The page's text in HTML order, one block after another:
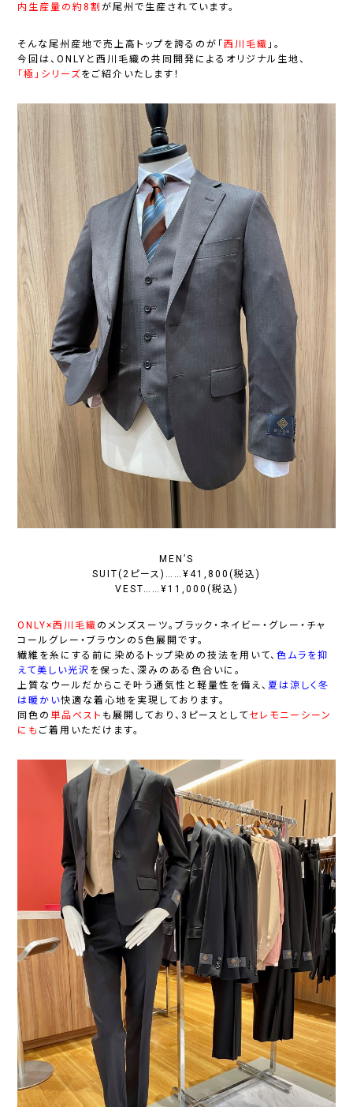
内生産量の約8割が尾州で生産されています。
そんな尾州産地で売上高トップを誇るのが「西川毛織 」。
今回は、ONLYと西川毛織の共同開発によるオリジナル生地、
「極」シリーズをご紹介いたします！
MEN’S
SUIT(2ピース)……¥41,800(税込)
VEST……¥11,000(税込)
ONLY×西川毛織 のメンズスーツ。ブラック・ネイビー・グレー・チャ
コールグレー・ブラウンの5色展開です。
繊維を糸にする前に染めるトップ染めの技法を用いて、色ムラを抑
えて美しい光沢 を保った、深みのある色合いに。
上質なウールだからこそ叶う通気性と軽量性を備え、夏は涼しく冬
は暖かい快適な着心地を実現しております。
同色の 単品ベスト も展開しており、3ピースとして セレモニーシーン
にも ご着用いただけます。